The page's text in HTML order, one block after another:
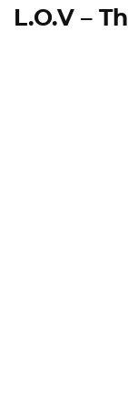
L.O.V –